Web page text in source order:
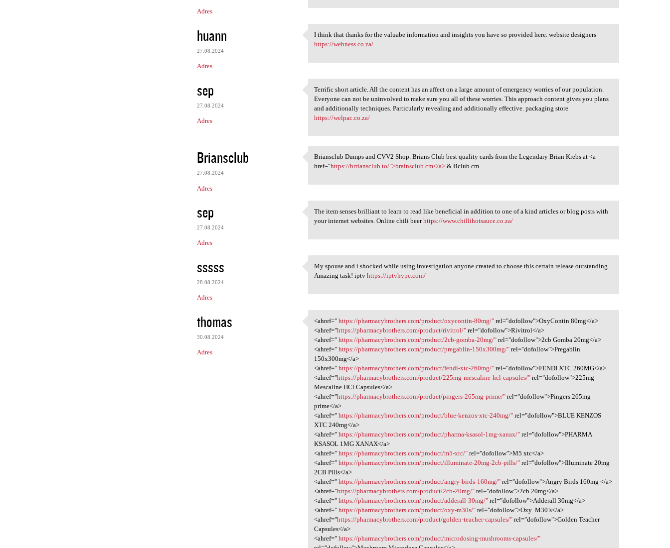
Adres
huann
27.08.2024
Adres
I think that thanks for the
I think that thanks for the valuabe information and insights you have so provided here. website designers
https://webness.co.za/
sep
27.08.2024
Adres
Terrific short article. All
Terrific short article. All the content has an affect on a large amount of emergency worries of our population.
Everyone can not be uninvolved to make sure you all of these worries. This approach content gives you plans
and additionally techniques. Particularly revealing and additionally effective. packaging store
https://welpac.co.za/
Briansclub
27.08.2024
Adres
Briansclub Dumps and CVV2
Briansclub Dumps and CVV2 Shop. Brians Club best quality cards from the Legendary Brian Krebs at <a
href="https://brriansclub.to/">brainsclub.cm</a> & Bclub.cm.
sep
27.08.2024
Adres
The item senses brilliant to
The item senses brilliant to learn to read like beneficial in addition to one of a kind articles or blog posts with
your internet websites. Online chili beerhttps://www.chillihotsauce.co.za/
sssss
28.08.2024
Adres
My spouse and i shocked while
My spouse and i shocked while using investigation anyone created to choose this certain release outstanding.
Amazing task! iptvhttps://iptvhype.com/
thomas
30.08.2024
Adres
<ahref=" https:/
<ahref="https://pharmacybrothers.com/product/oxycontin-80mg/" rel="dofollow">OxyContin 80mg</a>
<ahref="https://pharmacybrothers.com/product/rivitrol/" rel="dofollow">Rivitrol</a>
<ahref="https://pharmacybrothers.com/product/2cb-gomba-20mg/" rel="dofollow">2cb Gomba 20mg</a>
<ahref="https://pharmacybrothers.com/product/pregablin-150x300mg/" rel="dofollow">Pregablin
150x300mg</a>
<ahref="https://pharmacybrothers.com/product/fendi-xtc-260mg/" rel="dofollow">FENDI XTC 260MG</a>
<ahref="https://pharmacybrothers.com/product/225mg-mescaline-hcl-capsules/" rel="dofollow">225mg
Mescaline HCl Capsules</a>
<ahref="https://pharmacybrothers.com/product/pingers-265mg-prime/" rel="dofollow">Pingers 265mg
prime</a>
<ahref="https://pharmacybrothers.com/product/blue-kenzos-xtc-240mg/" rel="dofollow">BLUE KENZOS
XTC 240mg</a>
<ahref="https://pharmacybrothers.com/product/pharma-ksasol-1mg-xanax/" rel="dofollow">PHARMA
KSASOL 1MG XANAX</a>
<ahref="https://pharmacybrothers.com/product/m5-xtc/" rel="dofollow">M5 xtc</a>
<ahref="https://pharmacybrothers.com/product/illuminate-20mg-2cb-pills/" rel="dofollow">Illuminate 20mg
2CB Pills</a>
<ahref="https://pharmacybrothers.com/product/angry-birds-160mg/" rel="dofollow">Angry Birds 160mg </a>
<ahref="https://pharmacybrothers.com/product/2cb-20mg/" rel="dofollow">2cb 20mg</a>
<ahref="https://pharmacybrothers.com/product/adderall-30mg/" rel="dofollow">Adderall 30mg</a>
<ahref="https://pharmacybrothers.com/product/oxy-m30s/" rel="dofollow">Oxy M30’s</a>
<ahref="https://pharmacybrothers.com/product/golden-teacher-capsules/" rel="dofollow">Golden Teacher
Capsules</a>
<ahref="https://pharmacybrothers.com/product/microdosing-mushrooms-capsules/"